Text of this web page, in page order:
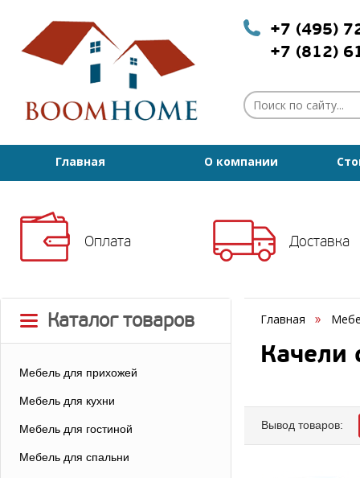
+7 (495)
+7 (812)
Главная О компании
Оплата Доставка
Каталог товаров
Мебель для прихожей
Мебель для кухни
Мебель для гостиной
Мебель для спальни
Главная
Качели
Вывод товаров: